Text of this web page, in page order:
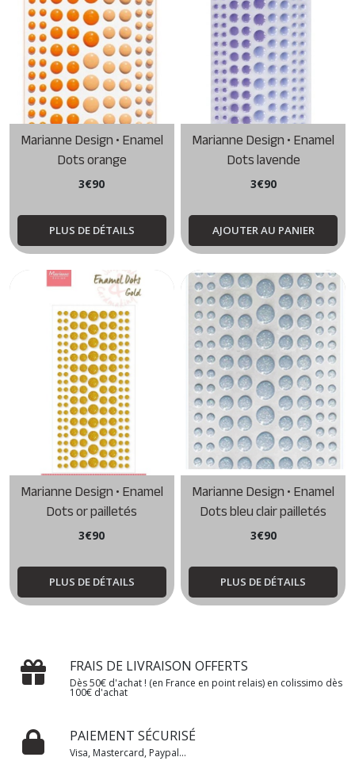
Marianne Design • Enamel
Dots orange
3€90
PLUS DE DÉTAILS
Marianne Design • Enamel
Dots lavende
3€90
AJOUTER AU PANIER
Marianne Design • Enamel
Dots or pailletés
3€90
PLUS DE DÉTAILS
Marianne Design • Enamel
Dots bleu clair pailletés
3€90
PLUS DE DÉTAILS
FRAIS DE LIVRAISON OFFERTS
Dès 50€ d'achat ! (en France en point relais) en colissimo dès
100€ d'achat
PAIEMENT SÉCURISÉ
Visa, Mastercard, Paypal...